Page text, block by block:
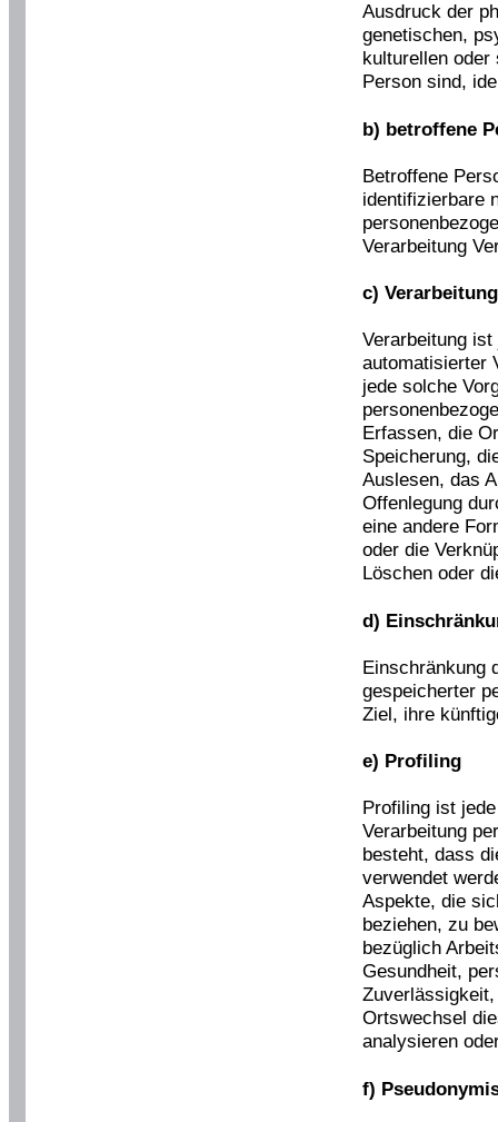
Ausdruck der
genetischen,
kulturellen
Person sind,
b) betroffene
Betroffene
identifizierbare
Verarbeitung
c) Verarbeitung
Verarbeitung
automatisierter
jede solche
Erfassen, die
Speicherung,
Auslesen, das
Offenlegung
eine andere
oder die
Löschen oder
d)
Einschränkung
gespeicherter
Ziel, ihre
e) Profiling
Profiling ist
Verarbeitung
besteht, dass
verwendet
Aspekte, die
beziehen, zu
bezüglich
Gesundheit,
Ortswechsel
analysieren
f)